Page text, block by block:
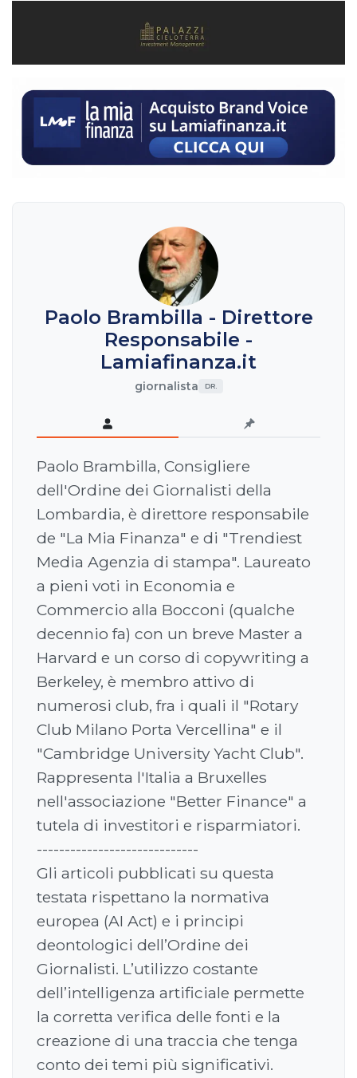
Paolo Brambilla - Direttore
Responsabile -
Lamiafinanza.it
giornalista DR.
Paolo Brambilla, Consigliere
dell'Ordine dei Giornalisti della
Lombardia, è direttore responsabile
de "La Mia Finanza" e di "Trendiest
Media Agenzia di stampa". Laureato
a pieni voti in Economia e
Commercio alla Bocconi (qualche
decennio fa) con un breve Master a
Harvard e un corso di copywriting a
Berkeley, è membro attivo di
numerosi club, fra i quali il "Rotary
Club Milano Porta Vercellina" e il
"Cambridge University Yacht Club".
Rappresenta l'Italia a Bruxelles
nell'associazione "Better Finance" a
tutela di investitori e risparmiatori.
-----------------------------
Gli articoli pubblicati su questa
testata rispettano la normativa
europea (AI Act) e i principi
deontologici dell’Ordine dei
Giornalisti. L’utilizzo costante
dell’intelligenza artificiale permette
la corretta verifica delle fonti e la
creazione di una traccia che tenga
conto dei temi più significativi.